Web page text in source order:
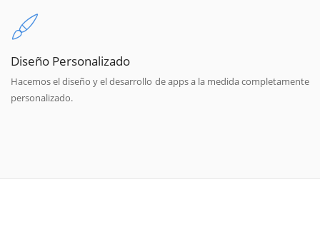
Diseño Personalizado
Hacemos el diseño y el desarrollo de apps a la medida completamente
personalizado.